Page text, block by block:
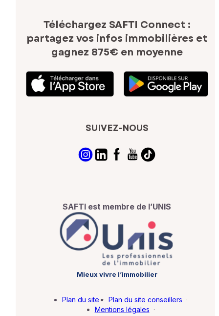
Téléchargez SAFTI Connect :
partagez vos infos immobilières et
gagnez 875€ en moyenne
SUIVEZ-NOUS
SAFTI est membre de l’UNIS
Mieux vivre l’immobilier
Plan du site · Plan du site conseillers ·
Mentions légales ·